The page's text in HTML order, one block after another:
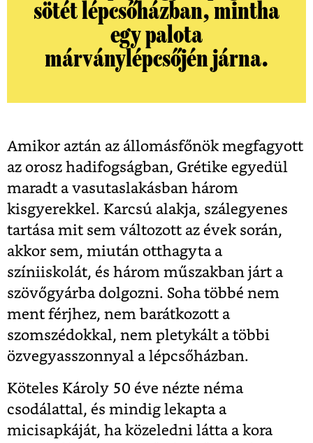
sötét lépcsőházban, mintha
egy palota
márványlépcsőjén járna.
Amikor aztán az állomásfőnök megfagyott
az orosz hadifogságban, Grétike egyedül
maradt a vasutaslakásban három
kisgyerekkel. Karcsú alakja, szálegyenes
tartása mit sem változott az évek során,
akkor sem, miután otthagyta a
színiiskolát, és három műszakban járt a
szövőgyárba dolgozni. Soha többé nem
ment férjhez, nem barátkozott a
szomszédokkal, nem pletykált a többi
özvegyasszonnyal a lépcsőházban.
Köteles Károly 50 éve nézte néma
csodálattal, és mindig lekapta a
micisapkáját, ha közeledni látta a kora